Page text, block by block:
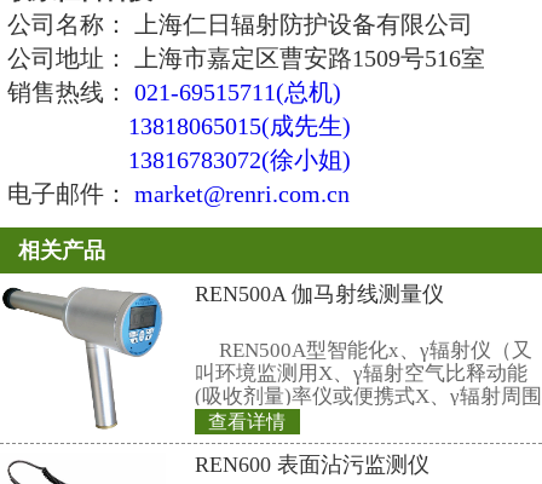
245oC）10分钟（恒温时间），迅
四 注意事项
1 工作环境和用具要保持清洁，使
镊子或者工具，严禁用手触摸探测
2 避免紫外线和太阳光直接照射。
3 测量时探测器和加热盘应接触良
复，经常清除加热盘中灰尘，以保
4 探测器每次使用前必须退火，消
底，退火条件和程序要严格控制